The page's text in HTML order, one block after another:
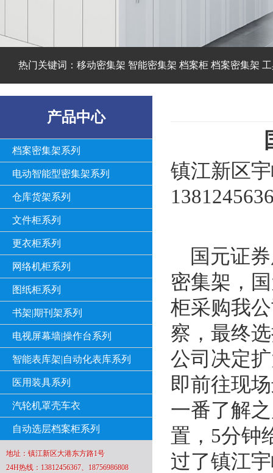
热门关键词：移动密集架 智能密集架 档案柜 档案密集架
产品中心
档案密集架系列
电动智能型密集架系列
仓库货架系列
文件柜系列
更衣柜系列
网络机柜系列
图纸柜系列
书架|期刊架系列
电视屏幕墙|操作台系列
智能表库架|自动化表库系列
医用装具系列
汽轮机罩壳车衣
自动选层档案柜系列
地址：镇江新区大港东方路1号
24H热线：13812456367、18756986808
镇江新区
国元证券
密集架，
柜采购我
察，最终
公司决定
即前往现
一番了解
置，5分钟
过了镇江